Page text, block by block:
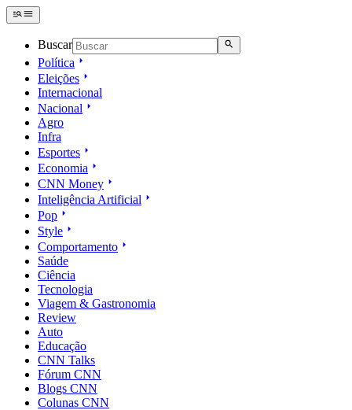
Buscar
Política
Eleições
Internacional
Nacional
Agro
Infra
Esportes
Economia
CNN Money
Inteligência Artificial
Pop
Style
Comportamento
Saúde
Ciência
Tecnologia
Viagem & Gastronomia
Review
Auto
Educação
CNN Talks
Fórum CNN
Blogs CNN
Colunas CNN